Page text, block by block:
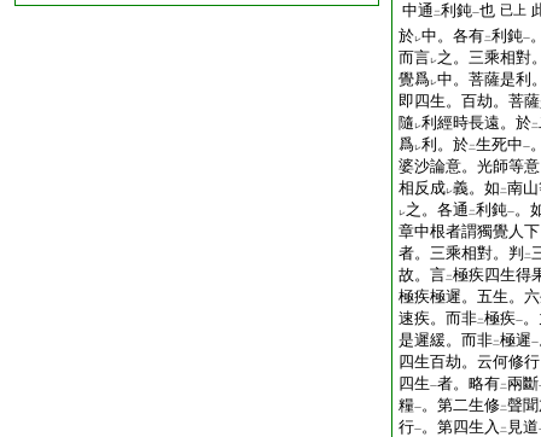
中通 二利鈍一也 已上
於レ中。各有二利鈍一
而言レ之。三乘相對
覺爲レ中。菩薩是利
即四生。百劫。菩
隨 レ利經時長遠。於二
爲レ利。於二生死中一
婆沙論意。光師等
相反成レ義。如 二南
レ之。各通 二利鈍一。
章中根者謂獨覺人
者。三乘相對。判
二
故。言二極疾四生得
極疾極遲。五生。
速疾。而非二極疾一
是遲緩。而非二極遲一
四生百劫。云何修
四生一者。略有二兩斷
糧一。第二生修二聲
行一。第四生入 二 見道